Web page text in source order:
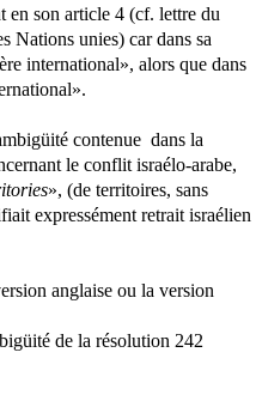
en son article 4 (cf. lettre du
Nations unies) car dans sa
international», alors que dans
contenue dans la
le conflit israélo-arabe,
», (de territoires, sans
expressément retrait israélien
anglaise ou la version
de la résolution 242